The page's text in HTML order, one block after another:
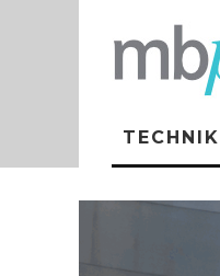
TECHNIK